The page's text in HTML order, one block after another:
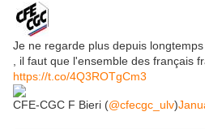
Je ne regarde plus depuis
, il faut que l'ensemble des français
https://t.co/4Q3ROTgCm3
CFE-CGC F Bieri (@cfecgc_ulv)